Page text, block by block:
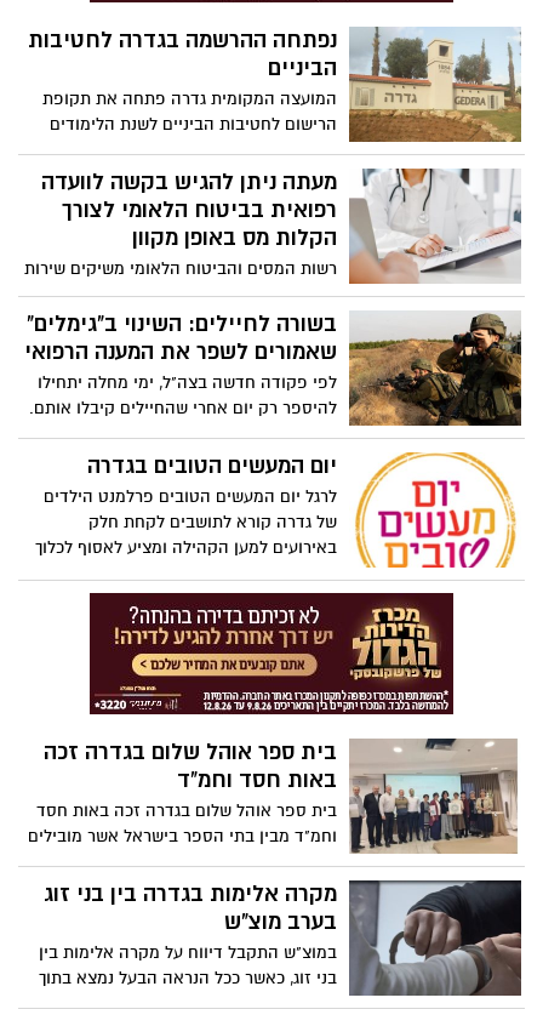
נפתחה ההרשמה בגדרה לחטיבות
הביניים
המועצה המקומית גדרה פתחה את תקופת
הרישום לחטיבות הביניים לשנת הלימודים
תשפ"ג. הרישום לשנת הלימודים תשפ"ג
יימשך עד ליום ראשון כ"ג בניסן תשפ"ב
24.4.2022 באתר המועצה.
מעתה ניתן להגיש בקשה לוועדה
רפואית בביטוח הלאומי לצורך
הקלות מס באופן מקוון
רשות המסים והביטוח הלאומי משיקים שירות
משותף מקוון חדש, המאפשר ללקוחות
המבקשים שוועדה רפואית תקבע את שיעור
הנכות לצורך הקלות במס בגין מוגבלות
צורך בהגעה פיזית למשרדים, תוך התנהלות
מול שני הגופים במערכת מקוונת אחת
בשורה לחיילים: השינוי ב"גימלים"
שאמורים לשפר את המענה הרפואי
לפי פקודה חדשה בצה"ל, ימי מחלה יתחילו
להיספר רק יום אחרי שהחיילים קיבלו אותם.
השינוי נועד לעודד את החיילים שלא להגיע
למרפאות "ביקורופא" רק בערב
יום המעשים הטובים בגדרה
לרגל יום המעשים הטובים פרלמנט הילדים
של גדרה קורא לתושבים לקחת חלק
באירועים למען הקהילה ומציע לאסוף לכלוך
לשורדי השואה, להגיד מילה טובה ועוד.
בית ספר אוהל שלום בגדרה זכה
באות חסד וחמ"ד
בית ספר אוהל שלום בגדרה זכה באות חסד
וחמ"ד מבין בתי הספר בישראל אשר מובילים
ומחנכים את התלמידים לנתינה וחסד, אהבת
העם ואהבת התורה במגוון פעילויות ומיזמים
המתקיימים במהלך שנת הלימודים במוסדות
מקרה אלימות בגדרה בין בני זוג
בערב מוצ"ש
במוצ"ש התקבל דיווח על מקרה אלימות בין
בני זוג, כאשר ככל הנראה הבעל נמצא בתוך
הבית ומאיים בסכין לפגוע בעצמו, כאשר